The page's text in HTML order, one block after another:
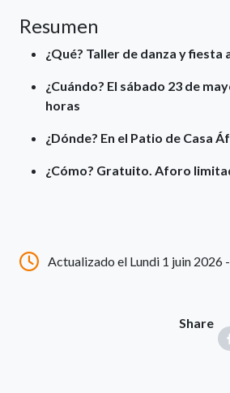
Resumen
¿Qué? Taller de danza y fiesta
¿Cuándo? El sábado 23 de
horas
¿Dónde? En el Patio de Casa
¿Cómo? Gratuito. Aforo
Actualizado el Lundi 1 juin 2026
Share